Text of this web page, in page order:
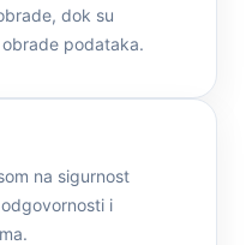
dok su
podataka.
na sigurnost
i